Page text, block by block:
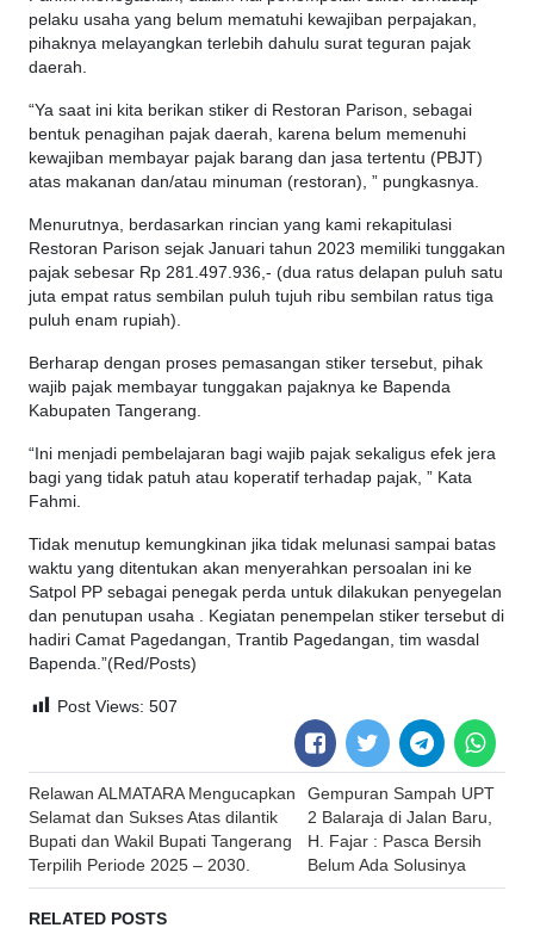
pelaku usaha yang belum mematuhi kewajiban perpajakan,
pihaknya melayangkan terlebih dahulu surat teguran pajak
daerah.
“Ya saat ini kita berikan stiker di Restoran Parison, sebagai
bentuk penagihan pajak daerah, karena belum memenuhi
kewajiban membayar pajak barang dan jasa tertentu (PBJT)
atas makanan dan/atau minuman (restoran), ” pungkasnya.
Menurutnya, berdasarkan rincian yang kami rekapitulasi
Restoran Parison sejak Januari tahun 2023 memiliki tunggakan
pajak sebesar Rp 281.497.936,- (dua ratus delapan puluh satu
juta empat ratus sembilan puluh tujuh ribu sembilan ratus tiga
puluh enam rupiah).
Berharap dengan proses pemasangan stiker tersebut, pihak
wajib pajak membayar tunggakan pajaknya ke Bapenda
Kabupaten Tangerang.
“Ini menjadi pembelajaran bagi wajib pajak sekaligus efek jera
bagi yang tidak patuh atau koperatif terhadap pajak, ” Kata
Fahmi.
Tidak menutup kemungkinan jika tidak melunasi sampai batas
waktu yang ditentukan akan menyerahkan persoalan ini ke
Satpol PP sebagai penegak perda untuk dilakukan penyegelan
dan penutupan usaha . Kegiatan penempelan stiker tersebut di
hadiri Camat Pagedangan, Trantib Pagedangan, tim wasdal
Bapenda.”(Red/Posts)
Post Views: 507
Post
navigation
Relawan ALMATARA Mengucapkan
Selamat dan Sukses Atas dilantik
Bupati dan Wakil Bupati Tangerang
Terpilih Periode 2025 – 2030.
Gempuran Sampah UPT
2 Balaraja di Jalan Baru,
H. Fajar : Pasca Bersih
Belum Ada Solusinya
RELATED POSTS